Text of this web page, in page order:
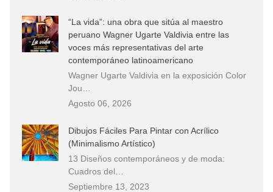
“La vida”: una obra que sitúa al maestro
peruano Wagner Ugarte Valdivia entre las
voces más representativas del arte
contemporáneo latinoamericano
Wagner Ugarte Valdivia en la exposición Color
Jou…
Agosto 06, 2026
Dibujos Fáciles Para Pintar con Acrílico
(Minimalismo Artístico)
13 Diseños contemporáneos y de moda:
Cuadros del…
Septiembre 13, 2023